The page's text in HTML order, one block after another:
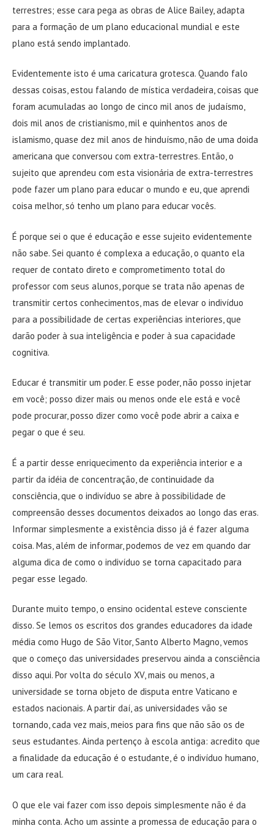
terrestres; esse cara pega as obras de Alice Bailey, adapta
para a formação de um plano educacional mundial e este
plano está sendo implantado.
Evidentemente isto é uma caricatura grotesca. Quando falo
dessas coisas, estou falando de mística verdadeira, coisas que
foram acumuladas ao longo de cinco mil anos de judaísmo,
dois mil anos de cristianismo, mil e quinhentos anos de
islamismo, quase dez mil anos de hinduísmo, não de uma doida
americana que conversou com extra-terrestres. Então, o
sujeito que aprendeu com esta visionária de extra-terrestres
pode fazer um plano para educar o mundo e eu, que aprendi
coisa melhor, só tenho um plano para educar vocês.
É porque sei o que é educação e esse sujeito evidentemente
não sabe. Sei quanto é complexa a educação, o quanto ela
requer de contato direto e comprometimento total do
professor com seus alunos, porque se trata não apenas de
transmitir certos conhecimentos, mas de elevar o indivíduo
para a possibilidade de certas experiências interiores, que
darão poder à sua inteligência e poder à sua capacidade
cognitiva.
Educar é transmitir um poder. E esse poder, não posso injetar
em você; posso dizer mais ou menos onde ele está e você
pode procurar, posso dizer como você pode abrir a caixa e
pegar o que é seu.
É a partir desse enriquecimento da experiência interior e a
partir da idéia de concentração, de continuidade da
consciência, que o indivíduo se abre à possibilidade de
compreensão desses documentos deixados ao longo das eras.
Informar simplesmente a existência disso já é fazer alguma
coisa. Mas, além de informar, podemos de vez em quando dar
alguma dica de como o indivíduo se torna capacitado para
pegar esse legado.
Durante muito tempo, o ensino ocidental esteve consciente
disso. Se lemos os escritos dos grandes educadores da idade
média como Hugo de São Vitor, Santo Alberto Magno, vemos
que o começo das universidades preservou ainda a consciência
disso aqui. Por volta do século XV, mais ou menos, a
universidade se torna objeto de disputa entre Vaticano e
estados nacionais. A partir daí, as universidades vão se
tornando, cada vez mais, meios para fins que não são os de
seus estudantes. Ainda pertenço à escola antiga: acredito que
a finalidade da educação é o estudante, é o indivíduo humano,
um cara real.
O que ele vai fazer com isso depois simplesmente não é da
minha conta. Acho um assinte a promessa de educação para o